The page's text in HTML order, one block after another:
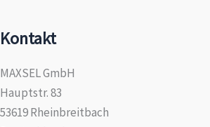
Kontakt
MAXSEL GmbH
Hauptstr. 83
53619 Rheinbreitbach